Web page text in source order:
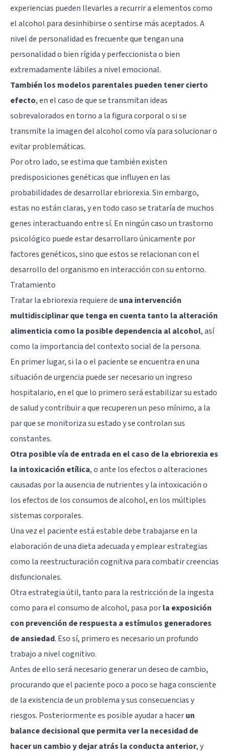
experiencias pueden llevarles a recurrir a elementos como
el alcohol para desinhibirse o sentirse más aceptados. A
nivel de personalidad es frecuente que tengan una
personalidad o bien rígida y perfeccionista o bien
extremadamente lábiles a nivel emocional.
También los modelos parentales pueden tener cierto
efecto, en el caso de que se transmitan ideas
sobrevalorados en torno a la figura corporal o si se
transmite la imagen del alcohol como vía para solucionar o
evitar problemáticas.
Por otro lado, se estima que también existen
predisposiciones genéticas que influyen en las
probabilidades de desarrollar ebriorexia. Sin embargo,
estas no están claras, y en todo caso se trataría de muchos
genes interactuando entre sí. En ningún caso un trastorno
psicológico puede estar desarrollaro únicamente por
factores genéticos, sino que estos se relacionan con el
desarrollo del organismo en interacción con su entorno.
Tratamiento
Tratar la ebriorexia requiere de una intervención
multidisciplinar que tenga en cuenta tanto la alteración
alimenticia como la posible dependencia al alcohol, así
como la importancia del contexto social de la persona.
En primer lugar, si la o el paciente se encuentra en una
situación de urgencia puede ser necesario un ingreso
hospitalario, en el que lo primero será estabilizar su estado
de salud y contribuir a que recuperen un peso mínimo, a la
par que se monitoriza su estado y se controlan sus
constantes.
Otra posible vía de entrada en el caso de la ebriorexia es
la intoxicación etílica, o ante los efectos o alteraciones
causadas por la ausencia de nutrientes y la intoxicación o
los efectos de los consumos de alcohol, en los múltiples
sistemas corporales.
Una vez el paciente está estable debe trabajarse en la
elaboración de una dieta adecuada y emplear estrategias
como la reestructuración cognitiva para combatir creencias
disfuncionales.
Otra estrategia útil, tanto para la restricción de la ingesta
como para el consumo de alcohol, pasa porla exposición
con prevención de respuesta a estímulos generadores
de ansiedad. Eso sí, primero es necesario un profundo
trabajo a nivel cognitivo.
Antes de ello será necesario generar un deseo de cambio,
procurando que el paciente poco a poco se haga consciente
de la existencia de un problema y sus consecuencias y
riesgos. Posteriormente es posible ayudar a hacerun
balance decisional que permita ver la necesidad de
hacer un cambio y dejar atrás la conducta anterior, y